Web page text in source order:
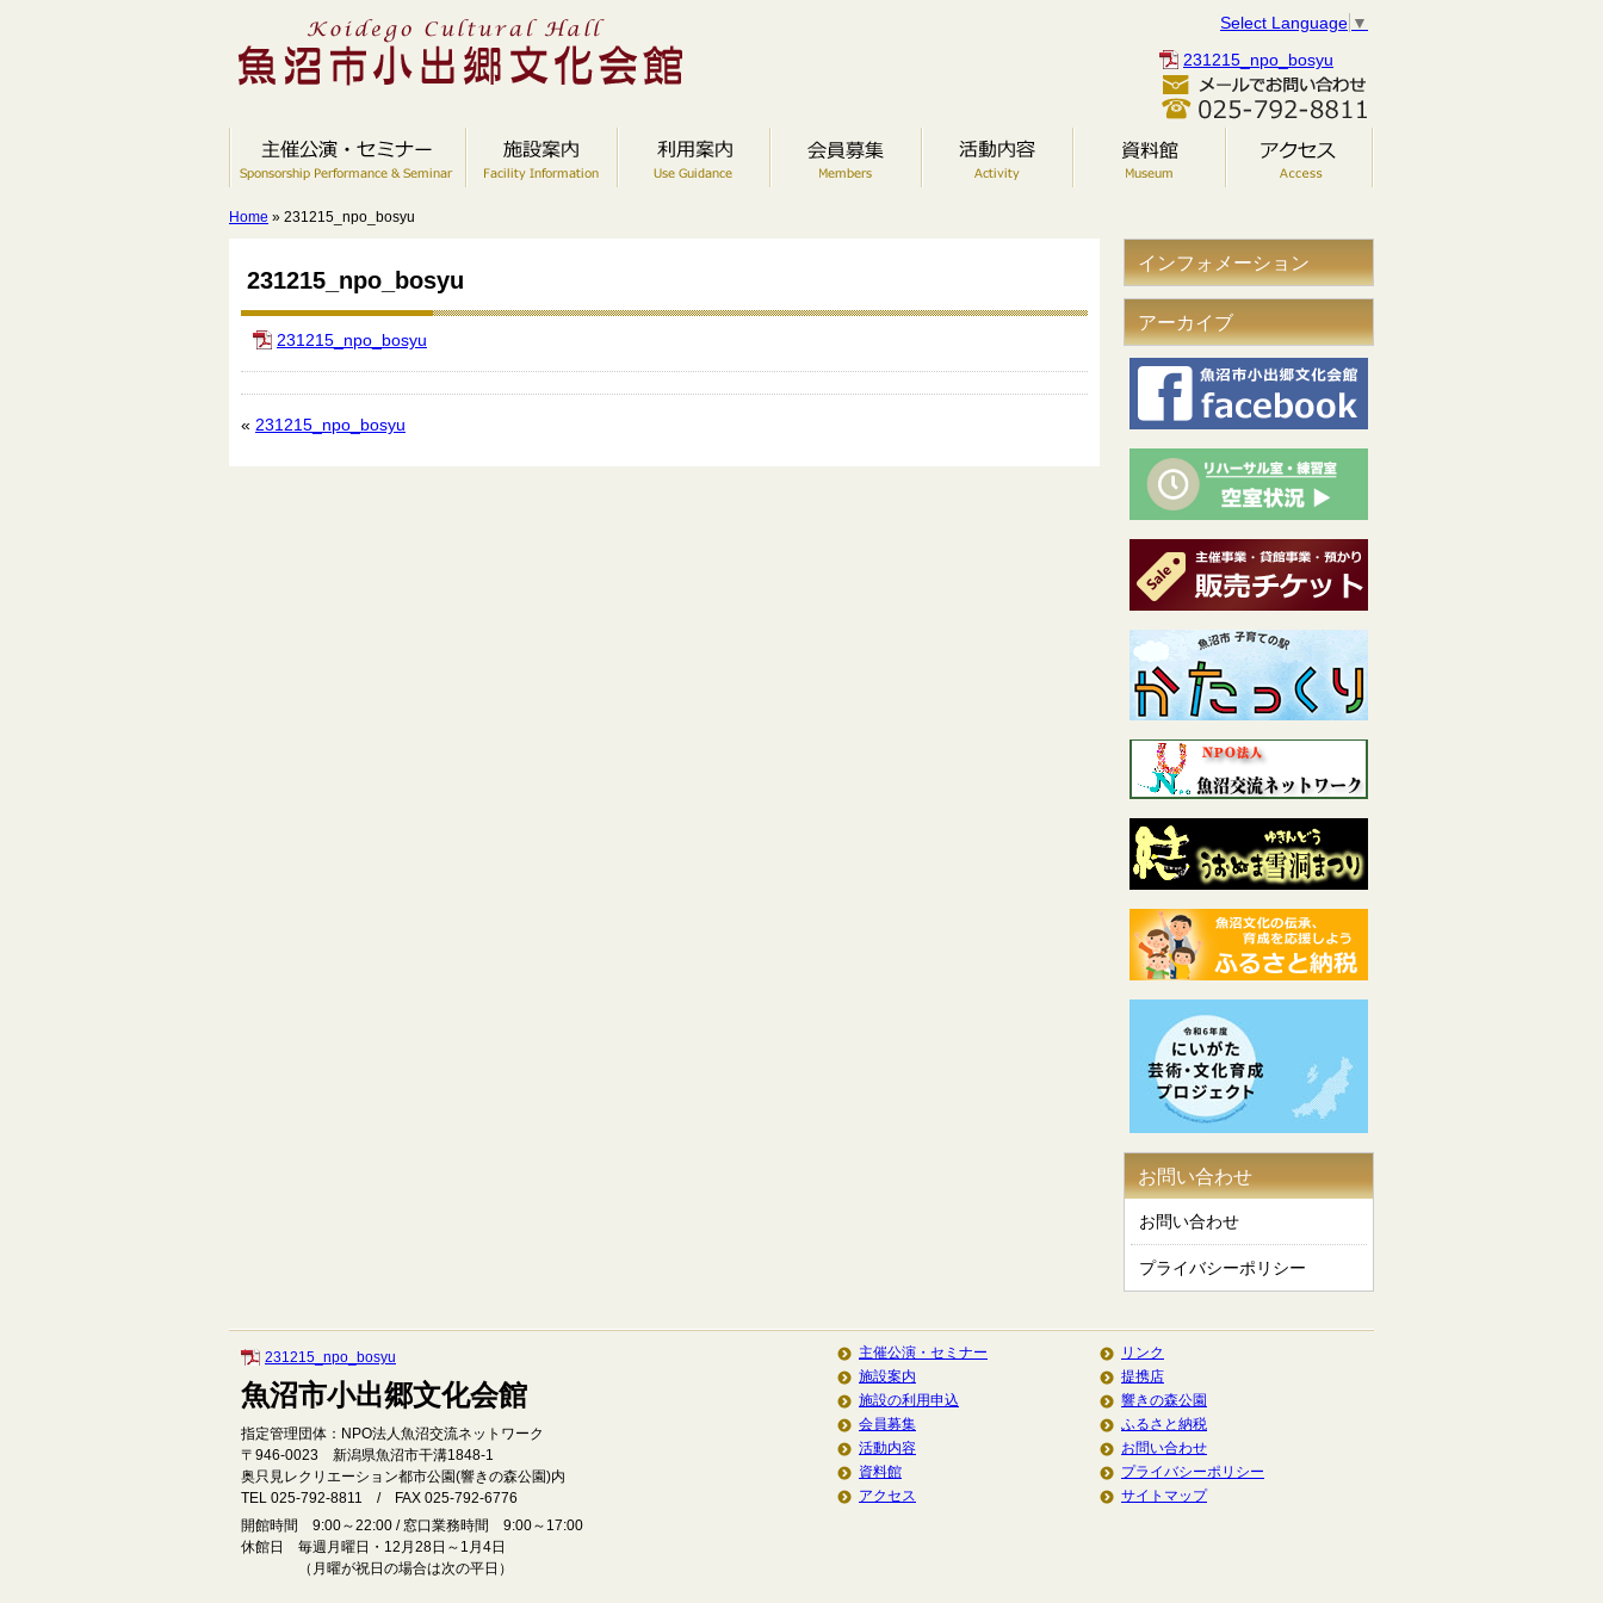
231215_npo_bosyu
Select Language ▼
Home » 231215_npo_bosyu
231215_npo_bosyu
231215_npo_bosyu
« 231215_npo_bosyu
インフォメーション
アーカイブ
お問い合わせ
お問い合わせ
プライバシーポリシー
231215_npo_bosyu
魚沼市小出郷文化会館
指定管理団体：NPO法人魚沼交流ネットワーク
〒946‐0023 新潟県魚沼市干溝1848‐1
奥只見レクリエーション都市公園(響きの森公園)内
TEL 025-792-8811 / FAX 025-792-6776
開館時間 9:00～22:00 / 窓口業務時間 9:00～17:00
休館日 毎週月曜日・12月28日～1月4日
（月曜が祝日の場合は次の平日）
主催公演・セミナー
施設案内
施設の利用申込
会員募集
活動内容
資料館
アクセス
リンク
提携店
響きの森公園
ふるさと納税
お問い合わせ
プライバシーポリシー
サイトマップ